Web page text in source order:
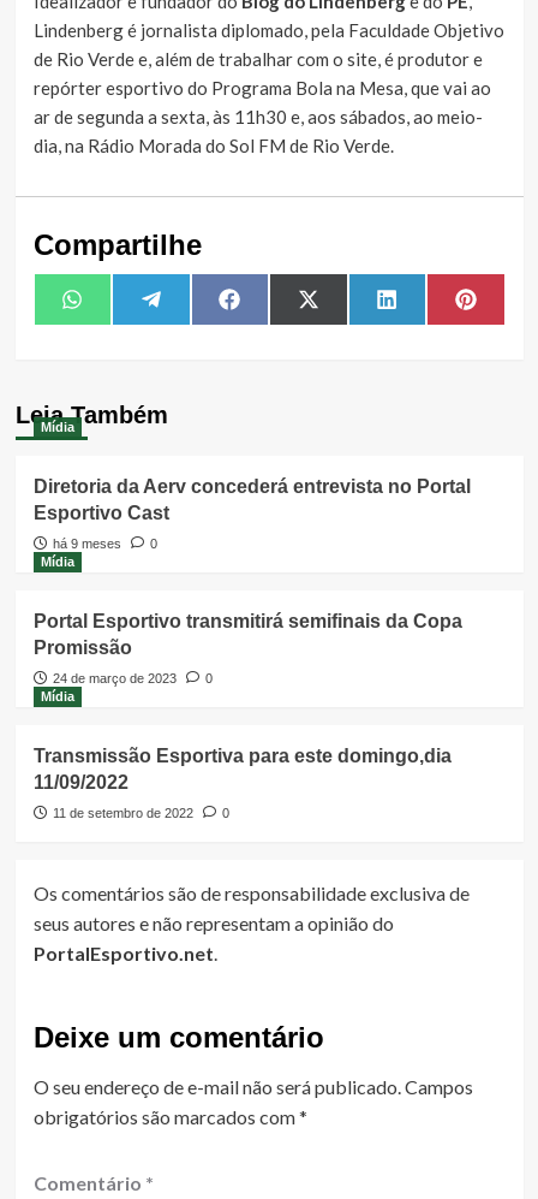
Lindenberg é jornalista diplomado, pela Faculdade Objetivo
de Rio Verde e, além de trabalhar com o site, é produtor e
repórter esportivo do Programa Bola na Mesa, que vai ao
ar de segunda a sexta, às 11h30 e, aos sábados, ao meio-
dia, na Rádio Morada do Sol FM de Rio Verde.
Compartilhe
Share
on
WhatsAppShare
on
TelegramShare
on
FacebookShare
on
X
(Twitter)
Share
on
LinkedIn Share
on
Leia Também
Mídia
Diretoria da Aerv concederá entrevista no Portal
Esportivo Cast
há 9 meses
0
Mídia
Portal Esportivo transmitirá semifinais da Copa
Promissão
24 de março de 2023
0
Mídia
Transmissão Esportiva para este domingo,dia
11/09/2022
11 de setembro de 2022 0
Os comentários são de responsabilidade exclusiva de
seus autores e não representam a opinião do
PortalEsportivo.net.
Deixe um comentário
O seu endereço de e-mail não será publicado.Campos
obrigatórios são marcados com*
Comentário *